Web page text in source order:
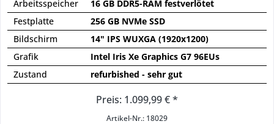
Arbeitsspeicher
16 GB DDR5-RAM festverlötet
Festplatte
256 GB NVMe SSD
Bildschirm
14" IPS WUXGA (1920x1200)
Grafik
Intel Iris Xe Graphics G7 96EUs
Zustand
refurbished - sehr gut
Preis: 1.099,99 € *
Artikel-Nr.: 18029